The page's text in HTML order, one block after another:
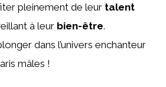
pleinement de leur talent
à leur bien-être.
dans l’univers enchanteur
mâles !